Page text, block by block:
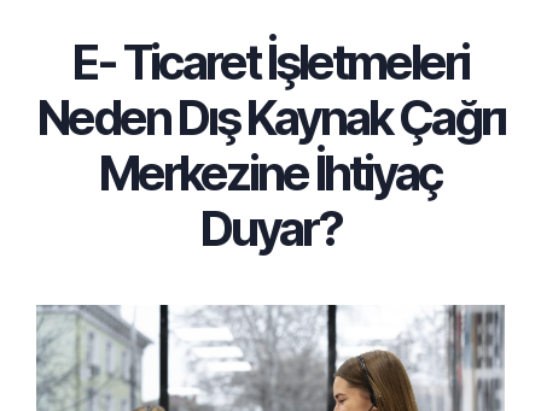
E- Ticaret İşletmeleri
Neden Dış Kaynak Çağrı
Merkezine İhtiyaç
Duyar?